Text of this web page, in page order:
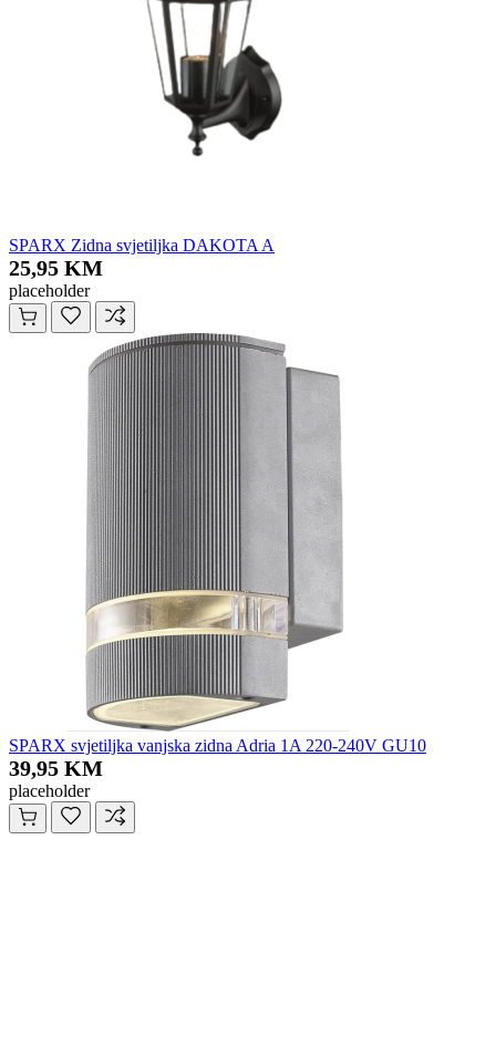
SPARX Zidna svjetiljka DAKOTA A
25,95 KM
placeholder
SPARX svjetiljka vanjska zidna Adria 1A 220-240V GU10
39,95 KM
placeholder